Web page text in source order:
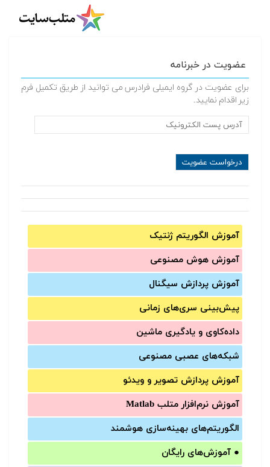
عضویت در خبرنامه
برای عضویت در گروه ایمیلی فرادرس می توانید از طریق تکمیل فرم
زیر اقدام نمایید.
آموزش الگوریتم ژنتیک
آموزش‌ هوش مصنوعی
آموزش‌ پردازش سیگنال
پیش‌‌بینی سری‌‌های زمانی
داده‌کاوی و یادگیری ماشین
شبکه‌های عصبی مصنوعی
آموزش‌ پردازش تصویر و ویدئو
آموزش‌ نرم‌افزار متلب Matlab
الگوریتم‌های بهینه‌سازی هوشمند
● آموزش‌های رایگان